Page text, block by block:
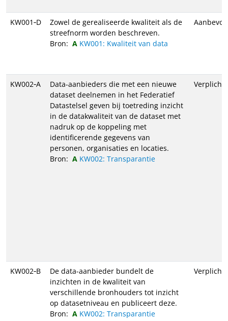
KW001‑D
Zowel de gerealiseerde kwaliteit als de
streefnorm worden beschreven.
Bron:
KW001: Kwaliteit van data
KW002‑A
Data-aanbieders die met een nieuwe
dataset deelnemen in het Federatief
Datastelsel geven bij toetreding inzicht
in de datakwaliteit van de dataset met
nadruk op de koppeling met
identificerende gegevens van
personen, organisaties en locaties.
Bron:
KW002: Transparantie
Verplicht
KW002‑B
De data-aanbieder bundelt de
inzichten in de kwaliteit van
verschillende bronhouders tot inzicht
op datasetniveau en publiceert deze.
Bron:
KW002: Transparantie
Verplicht